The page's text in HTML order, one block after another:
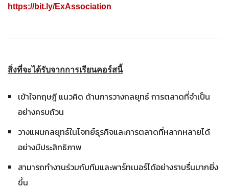
https://bit.ly/ExAssociation
สิ่งที่จะได้รับจากการเรียนคอร์สนี้
เข้าใจทฤษฎี แนวคิด ด้านการวางกลยุทธ์ การตลาดที่จำเป็น
อย่างครบถ้วน
วางแผนกลยุทธ์ในโจทย์ธุรกิจและการตลาดที่หลากหลายได้
อย่างมีประสิทธิภาพ
สามารถทำงานร่วมกับทีมและพาร์ทเนอร์ได้อย่างราบรื่นมากยิ่ง
ขึ้น